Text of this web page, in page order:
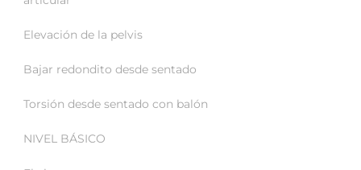
Elevación de la pelvis
Bajar redondito desde sentado
Torsión desde sentado con balón
NIVEL BÁSICO